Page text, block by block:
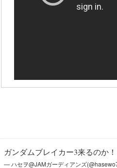
ガンダムブレイカー3来るのか！
— ハセヲ@JAMガーディアンズ